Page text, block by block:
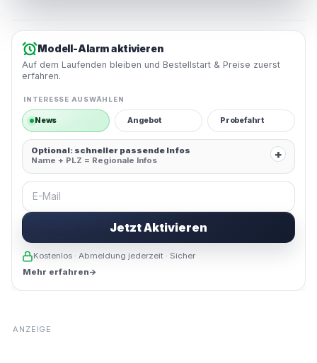
Modell-Alarm aktivieren
Auf dem Laufenden bleiben und Bestellstart & Preise zuerst
erfahren.
INTERESSE AUSWÄHLEN
News Angebot Probefahrt
Optional: schneller passende Infos
Name + PLZ = Regionale Infos
+
E-Mail
Jetzt Aktivieren
Kostenlos · Abmeldung jederzeit · Sicher
Mehr erfahren→